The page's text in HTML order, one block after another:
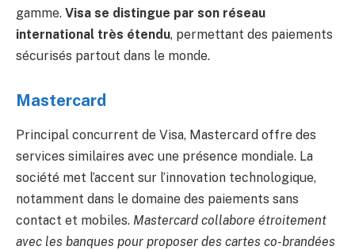
gamme. Visa se distingue par son réseau
international très étendu, permettant des paiements
sécurisés partout dans le monde.
Mastercard
Principal concurrent de Visa, Mastercard offre des
services similaires avec une présence mondiale. La
société met l’accent sur l’innovation technologique,
notamment dans le domaine des paiements sans
contact et mobiles. Mastercard collabore étroitement
avec les banques pour proposer des cartes co-brandées